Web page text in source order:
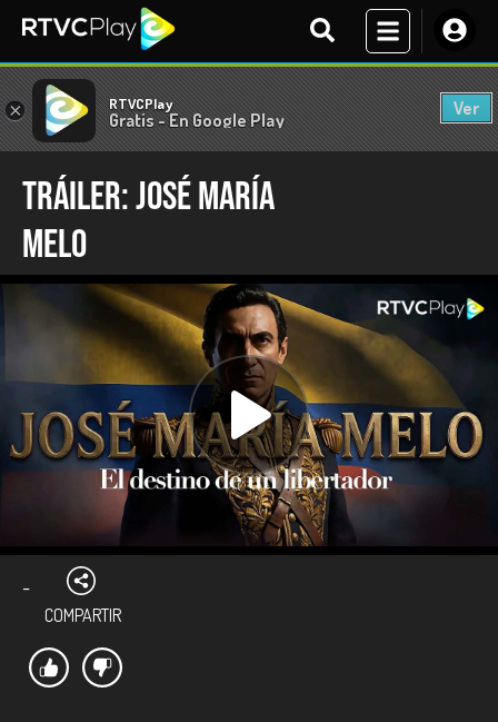
× RTVCPlay
Gratis - En Google Play
Ver
Tráiler: José María
Melo
-
COMPARTIR